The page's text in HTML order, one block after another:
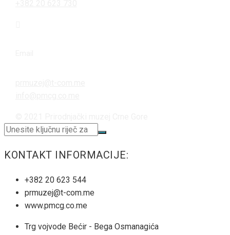
KONTAKT INFORMACIJE:
+382 20 623 544
prmuzej@t-com.me
www.pmcg.co.me
Trg vojvode Bećir - Bega Osmanagića